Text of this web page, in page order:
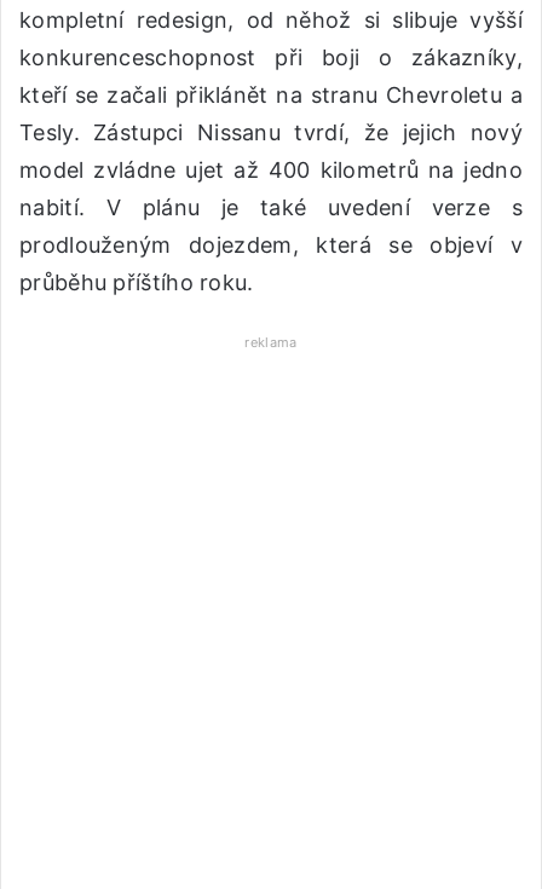
kompletní redesign, od něhož si slibuje vyšší
konkurenceschopnost při boji o zákazníky,
kteří se začali přiklánět na stranu Chevroletu a
Tesly. Zástupci Nissanu tvrdí, že jejich nový
model zvládne ujet až 400 kilometrů na jedno
nabití. V plánu je také uvedení verze s
prodlouženým dojezdem, která se objeví v
průběhu příštího roku.
reklama